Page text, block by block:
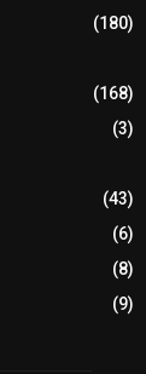
(180)
(168)
(3)
(43)
(6)
(8)
(9)